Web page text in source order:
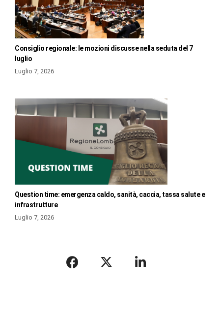
Consiglio regionale: le mozioni discusse nella seduta del 7
luglio
Luglio 7, 2026
Question time: emergenza caldo, sanità, caccia, tassa salute e
infrastrutture
Luglio 7, 2026